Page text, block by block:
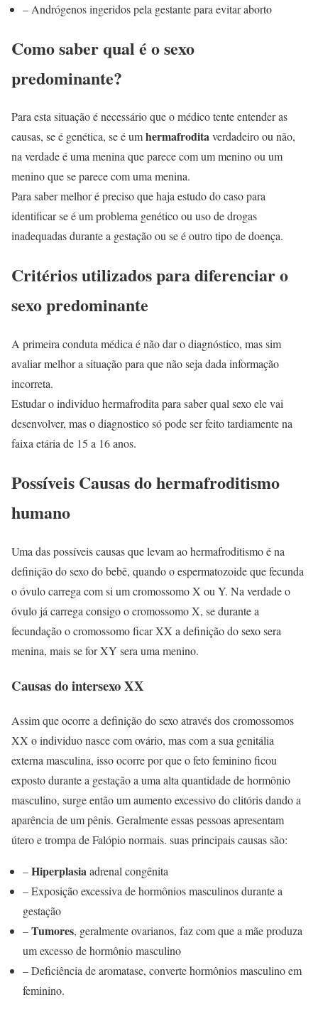
– Andrógenos ingeridos pela gestante para evitar aborto
Como saber qual é o sexo
predominante?
Para esta situação é necessário que o médico tente entender as
causas, se é genética, se é umhermafroditaverdadeiro ou não,
na verdade é uma menina que parece com um menino ou um
menino que se parece com uma menina.
Para saber melhor é preciso que haja estudo do caso para
identificar se é um problema genético ou uso de drogas
inadequadas durante a gestação ou se é outro tipo de doença.
Critérios utilizados para diferenciar o
sexo predominante
A primeira conduta médica é não dar o diagnóstico, mas sim
avaliar melhor a situação para que não seja dada informação
incorreta.
Estudar o individuo hermafrodita para saber qual sexo ele vai
desenvolver, mas o diagnostico só pode ser feito tardiamente na
faixa etária de 15 a 16 anos.
Possíveis Causas do hermafroditismo
humano
Uma das possíveis causas que levam ao hermafroditismo é na
definição do sexo do bebê, quando o espermatozoide que fecunda
o óvulo carrega com si um cromossomo X ou Y. Na verdade o
óvulo já carrega consigo o cromossomo X, se durante a
fecundação o cromossomo ficar XX a definição do sexo sera
menina, mais se for XY sera uma menino.
Causas do intersexo XX
Assim que ocorre a definição do sexo através dos cromossomos
XX o individuo nasce com ovário, mas com a sua genitália
externa masculina, isso ocorre por que o feto feminino ficou
exposto durante a gestação a uma alta quantidade de hormônio
masculino, surge então um aumento excessivo do clitóris dando a
aparência de um pênis. Geralmente essas pessoas apresentam
útero e trompa de Falópio normais. suas principais causas são:
–Hiperplasia adrenal congênita
– Exposição excessiva de hormônios masculinos durante a
gestação
–Tumores, geralmente ovarianos, faz com que a mãe produza
um excesso de hormônio masculino
– Deficiência de aromatase, converte hormônios masculino em
feminino.